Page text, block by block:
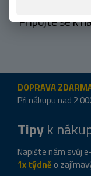
Připojte se k
DOPRAVA
Při nákupu nad 2
Tipyk
Napište nám svůj
1x týdně o